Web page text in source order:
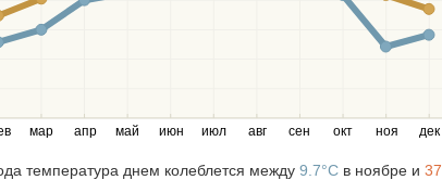
мар апр май июн июл авг сен окт ноя дек
температура днем колеблется между 9.7°C в ноябре и